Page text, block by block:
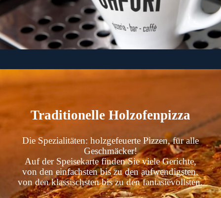
Traditionelle Holzofenpizza
Die Spezialitäten: holzgefeuerte Pizzen, für alle
Geschmäcker!
Auf der Speisekarte finden Sie viele Gerichte,
von den einfachsten bis zu den aufwendigsten,
von den klassischsten bis zu den fantasievollsten.